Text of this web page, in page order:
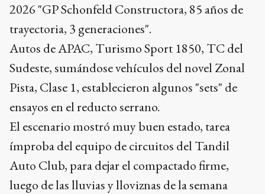
2026 "GP Schonfeld Constructora, 85 años de
trayectoria, 3 generaciones".
Autos de APAC, Turismo Sport 1850, TC del
Sudeste, sumándose vehículos del novel Zonal
Pista, Clase 1, establecieron algunos "sets" de
ensayos en el reducto serrano.
El escenario mostró muy buen estado, tarea
ímproba del equipo de circuitos del Tandil
Auto Club, para dejar el compactado firme,
luego de las lluvias y lloviznas de la semana